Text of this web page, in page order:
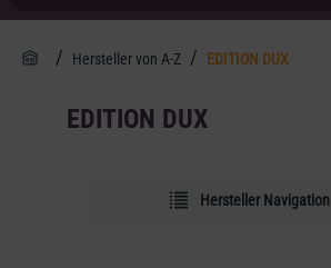
Hersteller von A-Z EDITION DUX
EDITION DUX
Hersteller Navigation